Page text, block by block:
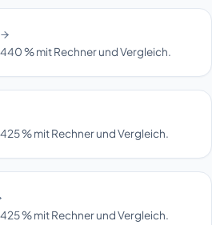
% mit Rechner und Vergleich.
% mit Rechner und Vergleich.
% mit Rechner und Vergleich.